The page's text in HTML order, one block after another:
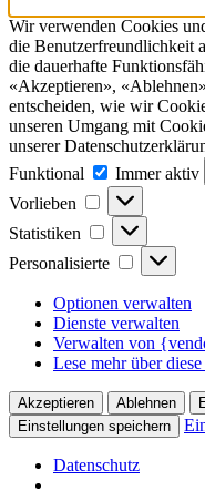
Wir verwenden Cookies
die Benutzerfreundlichkeit
die dauerhafte
«Akzeptieren»,
entscheiden, wie wir
unseren Umgang mit
unserer
Funktional
Funktional
Immer aktiv
Vorlieben
Vorlieben
Statistiken Statistiken
Personalisierte
Optionen verwalten
Dienste verwalten
Verwalten von
Lese mehr über
Akzeptieren Ablehnen
Einstellungen speichern
Datenschutz